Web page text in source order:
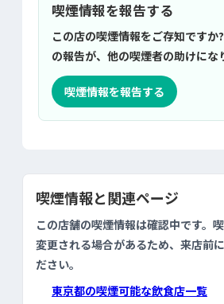
喫煙情報を報告する
この店の喫煙情報をご存知ですか
の報告が、他の喫煙者の助けにな
喫煙情報を報告する
喫煙情報と関連ページ
この店舗の喫煙情報は確認中です。
変更される場合があるため、来店前
ださい。
東京都の喫煙可能な飲食店一覧